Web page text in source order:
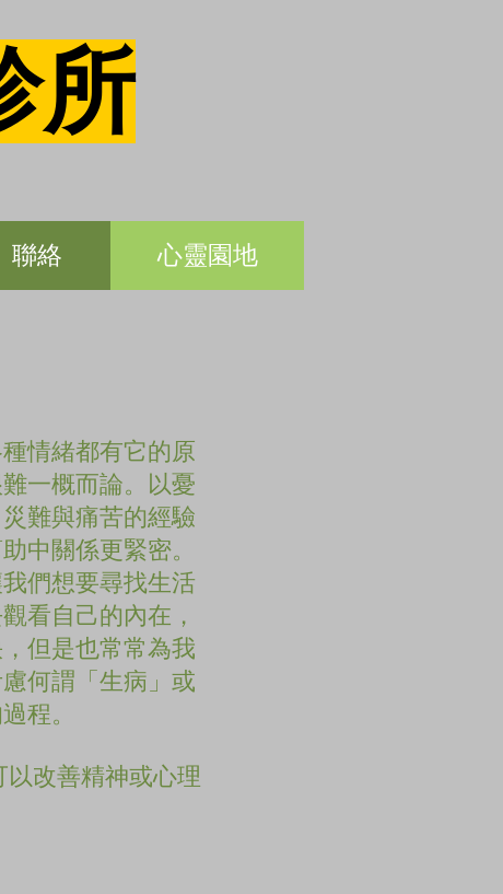
所
聯絡 心靈園地
情緒都有它的原
一概而論。以憂
難與痛苦的經驗
中關係更緊密。
們想要尋找生活
看自己的內在，
但是也常常為我
何謂「生病」或
程。
以改善精神或心理